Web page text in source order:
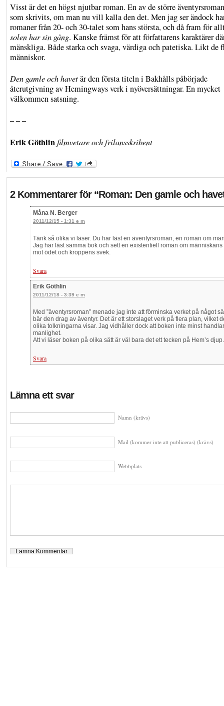
Visst är deten högst njutbar roman. En av de större
som skrivits, om man nu vill kalla den det. Men jag ser ändock
romaner från 20- och 30-talet som hans största, och då fram för
solen har sin gång. Kanske främst för att författarens karaktärer
mänskliga. Både starka och svaga, värdiga och patetiska. Likt de
människor.
Den gamle och havetär den första titeln i Bakhålls påbörjade
återutgivning av Hemingways verk i nyöversättningar. En mycket
välkommen satsning.
– – –
Erik Göthlinfilmvetare och frilansskribent
2 Kommentarer för “Roman: Den gamle och
Måna N. Berger
2011/12/15 - 1:31 e m
Tänk så olika vi läser. Du har läst en äventyrsroman, en roman om
Jag har läst samma bok och sett en existentiell roman om människans
mot ödet och kroppens svek.
Svara
Erik Göthlin
2011/12/18 - 3:39 e m
Med ”äventyrsroman” menade jag inte att förminska verket på något
bär den drag av äventyr. Det är ett storslaget verk på flera plan, vilket
olika tolkningarna visar. Jag vidhåller dock att boken inte minst
manlighet.
Att vi läser boken på olika sätt är väl bara det ett tecken på Hem’s
Svara
Lämna ett svar
Namn (krävs)
Mail (kommer inte att publiceras) (krävs)
Webbplats